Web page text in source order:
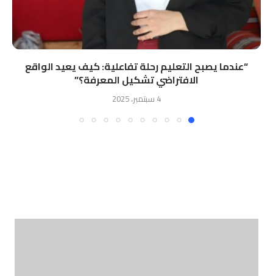
“ﻋﻨﺪﻣﺎ ﻳﺼﺒﺢ اﻟﺘﻌﻠﻴﻢ رﺣﻠﺔ ﺗﻔﺎﻋﻠﻴﺔ: ﻛﻴﻒ ﻳﻌﻴﺪ اﻟﻮاﻗﻊ
اﻻﻓﺘﺮاﺿﻲ ﺗﺸﻜﻴﻞ اﻟﻤﻌﺮﻓﺔ؟”
4 سبتمبر، 2025